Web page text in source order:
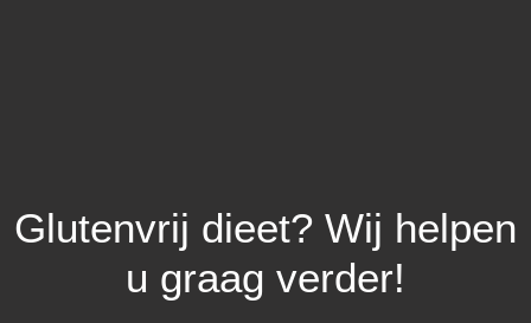
Glutenvrij dieet? Wij helpen
u graag verder!